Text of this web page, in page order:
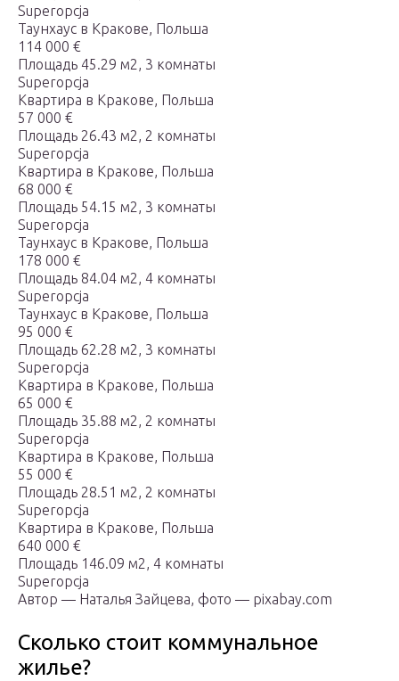
Superopcja
Таунхаус в Кракове, Польша
114 000 €
Площадь 45.29 м2, 3 комнаты
Superopcja
Квартира в Кракове, Польша
57 000 €
Площадь 26.43 м2, 2 комнаты
Superopcja
Квартира в Кракове, Польша
68 000 €
Площадь 54.15 м2, 3 комнаты
Superopcja
Таунхаус в Кракове, Польша
178 000 €
Площадь 84.04 м2, 4 комнаты
Superopcja
Таунхаус в Кракове, Польша
95 000 €
Площадь 62.28 м2, 3 комнаты
Superopcja
Квартира в Кракове, Польша
65 000 €
Площадь 35.88 м2, 2 комнаты
Superopcja
Квартира в Кракове, Польша
55 000 €
Площадь 28.51 м2, 2 комнаты
Superopcja
Квартира в Кракове, Польша
640 000 €
Площадь 146.09 м2, 4 комнаты
Superopcja
Автор — Наталья Зайцева, фото — pixabay.com
Сколько стоит коммунальное
жилье?